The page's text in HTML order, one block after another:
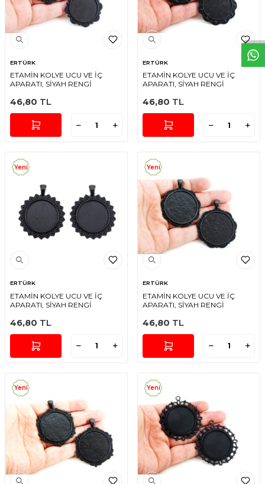
ERTÜRK
ETAMİN KOLYE UCU VE İÇ
APARATI, SİYAH RENGİ
46,80 TL
ERTÜRK
ETAMİN KOLYE UCU VE İÇ
APARATI, SİYAH RENGİ
46,80 TL
Yeni
ERTÜRK
ETAMİN KOLYE UCU VE İÇ
APARATI, SİYAH RENGİ
46,80 TL
Yeni
ERTÜRK
ETAMİN KOLYE UCU VE İÇ
APARATI, SİYAH RENGİ
46,80 TL
Yeni Yeni